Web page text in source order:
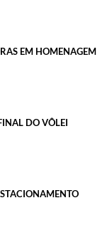
EM HOMENAGEM
DO VÔLEI